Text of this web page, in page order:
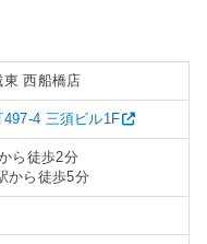
東 西船橋店
4 三須ビル1F
ら徒歩2分
から徒歩5分